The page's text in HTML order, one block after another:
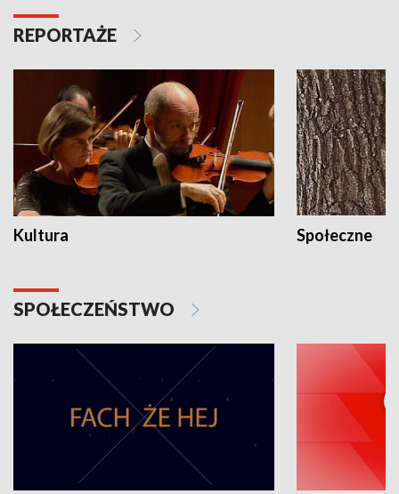
REPORTAŻE
Kultura Społeczne
SPOŁECZEŃSTWO